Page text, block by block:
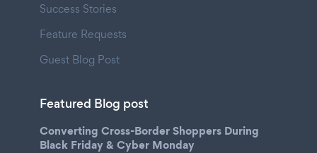
Success Stories
Feature Requests
Guest Blog Post
Featured Blog post
Converting Cross-Border Shoppers During
Black Friday & Cyber Monday